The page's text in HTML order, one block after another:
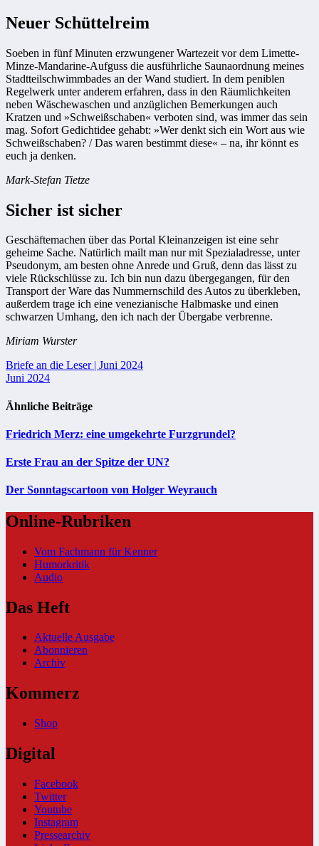
Neuer Schüttelreim
Soeben in fünf Minuten erzwungener Wartezeit vor dem Limette-
Minze-Mandarine-Aufguss die ausführliche Saunaordnung meines
Stadtteilschwimmbades an der Wand studiert. In dem peniblen
Regelwerk unter anderem erfahren, dass in den Räumlichkeiten
neben Wäschewaschen und anzüglichen Bemerkungen auch
Kratzen und »Schweißschaben« verboten sind, was immer das sein
mag. Sofort Gedichtidee gehabt: »Wer denkt sich ein Wort aus wie
Schweißschaben? / Das waren bestimmt diese« – na, ihr könnt es
euch ja denken.
Mark-Stefan Tietze
Sicher ist sicher
Geschäftemachen über das Portal Kleinanzeigen ist eine sehr
geheime Sache. Natürlich mailt man nur mit Spezialadresse, unter
Pseudonym, am besten ohne Anrede und Gruß, denn das lässt zu
viele Rückschlüsse zu. Ich bin nun dazu übergegangen, für den
Transport der Ware das Nummernschild des Autos zu überkleben,
außerdem trage ich eine venezianische Halbmaske und einen
schwarzen Umhang, den ich nach der Übergabe verbrenne.
Miriam Wurster
Beitragsnavigation
Briefe an die Leser | Juni 2024
Juni 2024
Ähnliche Beiträge
Friedrich Merz: eine umgekehrte Furzgrundel?
Erste Frau an der Spitze der UN?
Der Sonntagscartoon von Holger Weyrauch
Online-Rubriken
Vom Fachmann für Kenner
Humorkritik
Audio
Das Heft
Aktuelle Ausgabe
Abonnieren
Archiv
Kommerz
Shop
Digital
Facebook
Twitter
Youtube
Instagram
Pressearchiv